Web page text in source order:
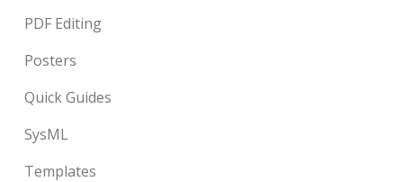
PDF Editing
Posters
Quick Guides
SysML
Templates